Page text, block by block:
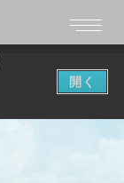
開く